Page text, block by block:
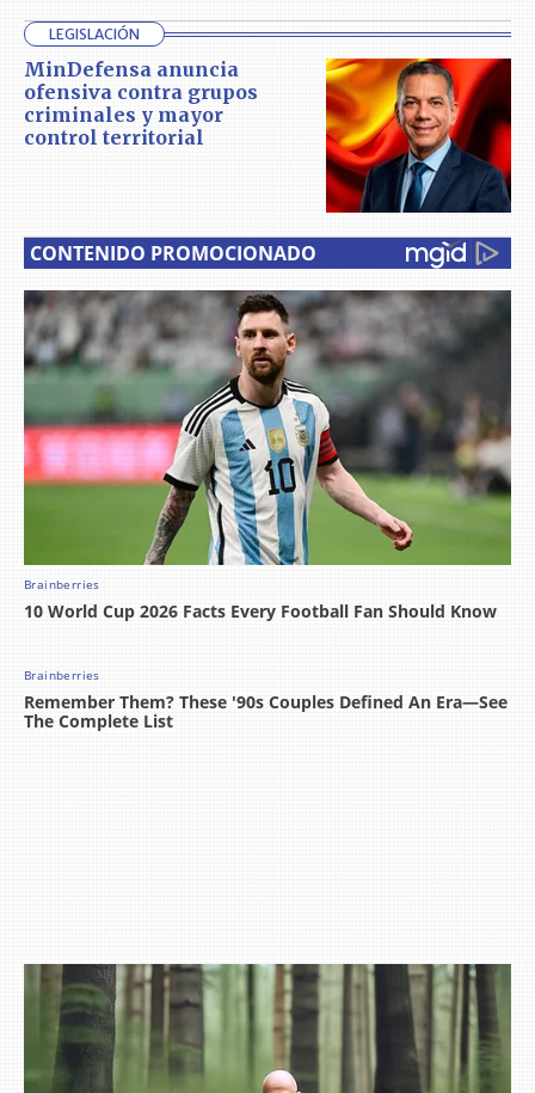
LEGISLACIÓN
MinDefensa anuncia
ofensiva contra grupos
criminales y mayor
control territorial